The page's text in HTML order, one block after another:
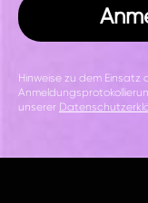
Hinweise zu dem Einsatz
unserer